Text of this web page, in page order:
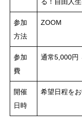
参加
方法
ZOOM
参加
費
通常5,000円
開催
日時
希望日程を